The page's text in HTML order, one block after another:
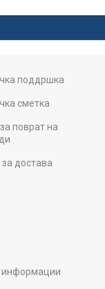
поддршка
сметка
поврат на
достава
информации